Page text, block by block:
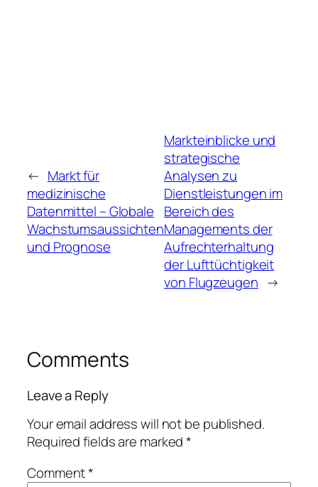
← Markt für
medizinische
Datenmittel – Globale
Wachstumsaussichten
und Prognose
Markteinblicke und
strategische
Analysen zu
Dienstleistungen im
Bereich des
Managements der
Aufrechterhaltung
der Lufttüchtigkeit
von Flugzeugen →
Comments
Leave a Reply
Your email address will not be published.
Required fields are marked*
Comment*